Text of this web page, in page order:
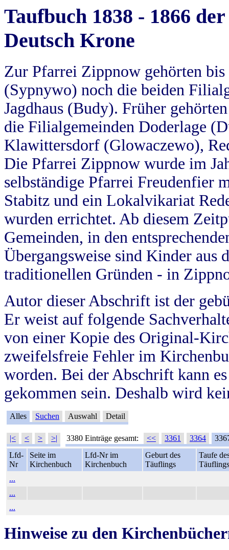
Taufbuch 1838 - 1866
Deutsch Krone
Zur Pfarrei Zippnow gehörten
(Sypnywo) noch die beiden
Jagdhaus (Budy). Früher
die Filialgemeinden Doderlage
Klawittersdorf (Glowaczewo),
Die Pfarrei Zippnow wurde im
selbständige Pfarrei Freudenfier
Stabitz und ein Lokalvikariat
wurden errichtet. Ab diesem
Gemeinden, in den
Übergangsweise sind Kinder aus
traditionellen Gründen - in
Autor dieser Abschrift ist der
Er weist auf folgende
von einer Kopie des Original-
zweifelsfreie Fehler im
worden. Bei der Abschrift kann
gekommen sein. Deshalb wird
Alles Suchen Auswahl Detail
|< < > >| 3380 Einträge gesamt: << 3361 3364
Lfd-
Nr
Seite im
Kirchenbuch
Lfd-Nr im
Kirchenbuch
Geburt des
Täuflings
Taufe
Täuflings
...
...
...
Hinweise zu den